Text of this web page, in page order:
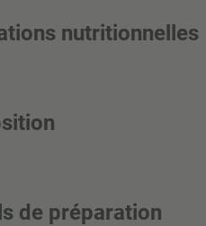
nutritionnelles
de préparation